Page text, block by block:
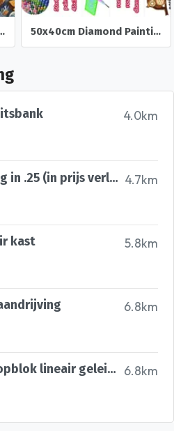
in het bos (rond) nr 84 50x40cm Diamond Painting herst Uil (rond) nr 83
4.0km
4.7km
Vulcan 3 Long in .25 (in prijs verlaagd)
5.8km
kast
6.8km
6.8km
25x Kogelloopblok lineair geleiding